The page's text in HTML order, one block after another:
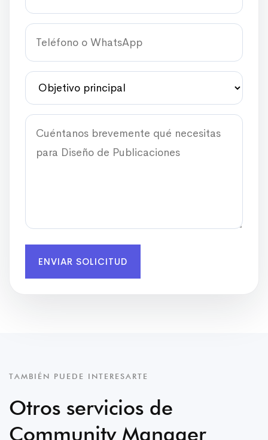
ENVIAR SOLICITUD
TAMBIÉN PUEDE INTERESARTE
Otros servicios de
Community Manager